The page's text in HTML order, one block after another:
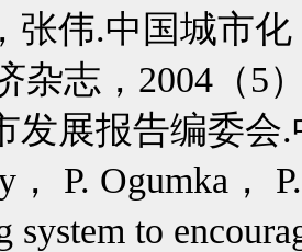
张伟.中国城市
杂志，2004（5
发展报告编委会
P. Ogumka，
system to